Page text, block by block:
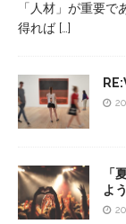
「人材」が重要
得れば […]
「
よ